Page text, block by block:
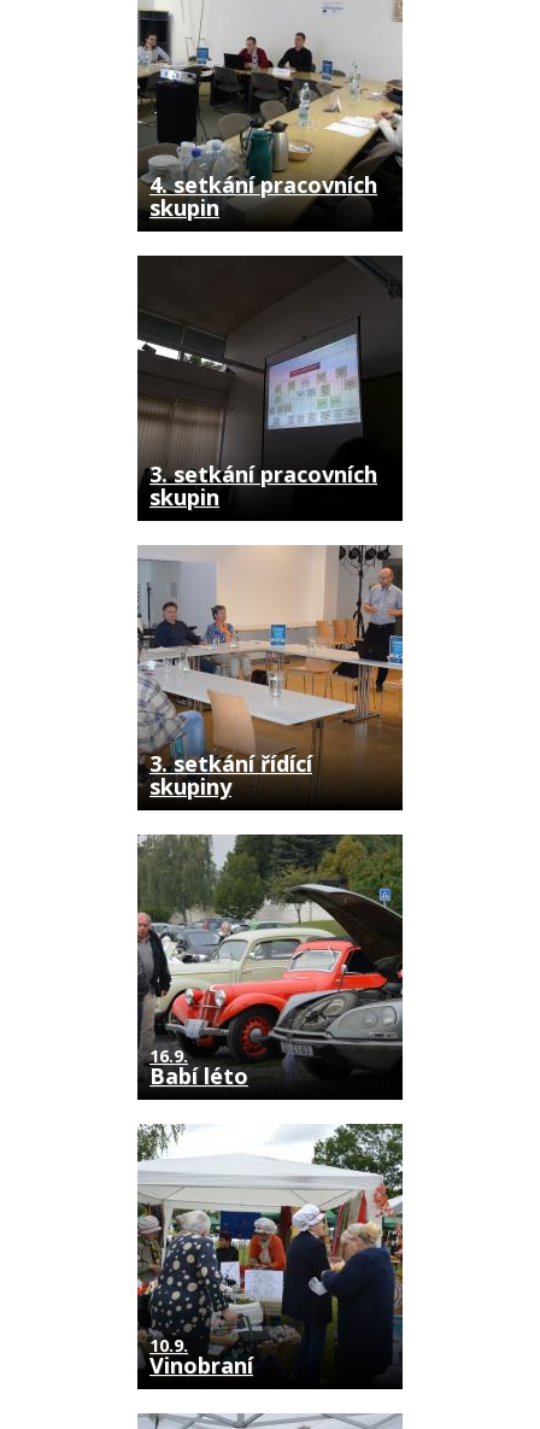
4. setkání pracovních
skupin
3. setkání pracovních
skupin
3. setkání řídící
skupiny
16.9.
Babí léto
10.9.
Vinobraní